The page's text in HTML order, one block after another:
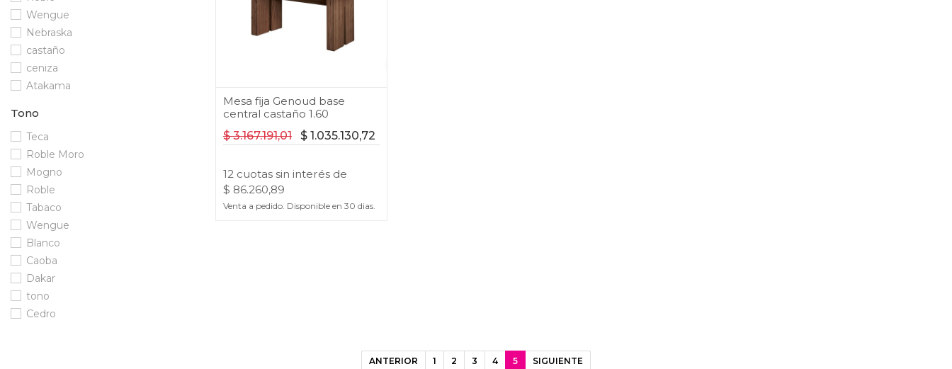
Wengue
Nebraska
castaño
ceniza
Atakama
Tono
Teca
Roble Moro
Mogno
Roble
Tabaco
Wengue
Blanco
Caoba
Dakar
tono
Cedro
Mesa fija Genoud base
central castaño 1.60
$3.167.191,01 $ 1.035.130,72
12 cuotas sin interés de
$ 86.260,89
Venta a pedido. Disponible en 30 dias.
ANTERIOR 1 2 3 4 5 SIGUIENTE